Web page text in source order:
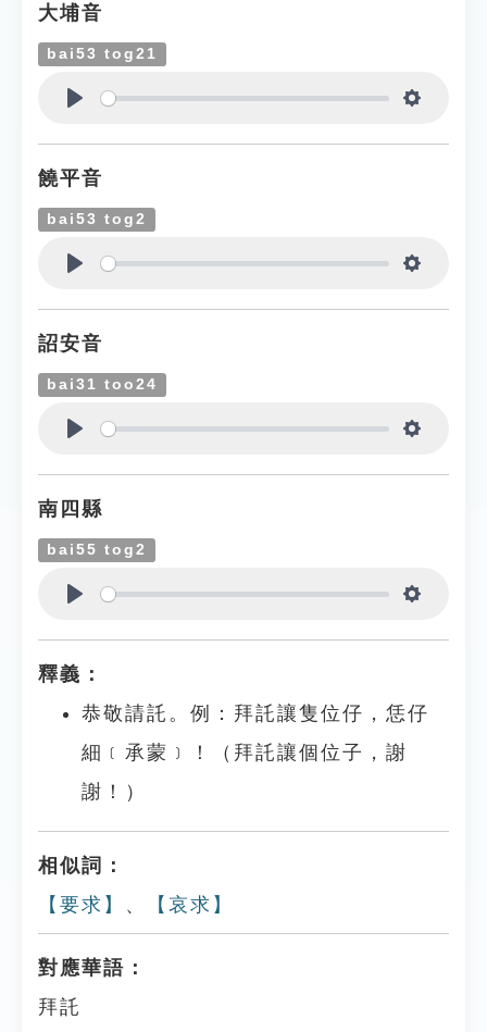
大埔音
bai53 tog21
饒平音
bai53 tog2
詔安音
bai31 too24
南四縣
bai55 tog2
釋義：
恭敬請託。例：拜託讓隻位仔，恁仔
細﹝承蒙﹞！（拜託讓個位子，謝
謝！）
相似詞：
【要求】 、 【哀求】
對應華語：
拜託